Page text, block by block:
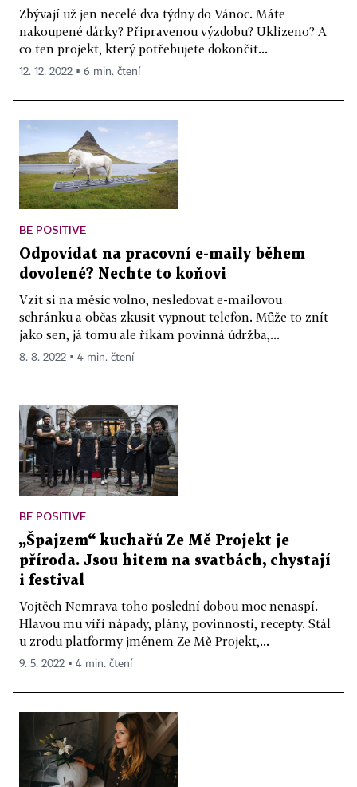
Zbývají už jen necelé dva týdny do Vánoc. Máte
nakoupené dárky? Připravenou výzdobu? Uklizeno? A
co ten projekt, který potřebujete dokončit...
12. 12. 2022 ▪ 6 min. čtení
BE POSITIVE
Odpovídat na pracovní e-maily během
dovolené? Nechte to koňovi
Vzít si na měsíc volno, nesledovat e-mailovou
schránku a občas zkusit vypnout telefon. Může to znít
jako sen, já tomu ale říkám povinná údržba,...
8. 8. 2022 ▪ 4 min. čtení
BE POSITIVE
„Špajzem“ kuchařů Ze Mě Projekt je
příroda. Jsou hitem na svatbách, chystají
i festival
Vojtěch Nemrava toho poslední dobou moc nenaspí.
Hlavou mu víří nápady, plány, povinnosti, recepty. Stál
u zrodu platformy jménem Ze Mě Projekt,...
9. 5. 2022 ▪ 4 min. čtení